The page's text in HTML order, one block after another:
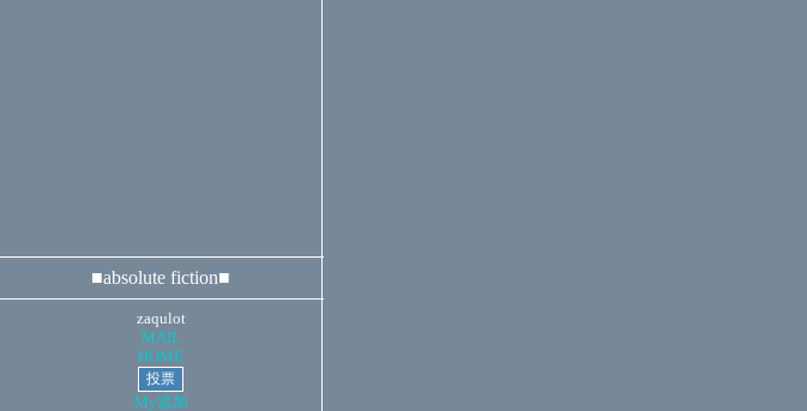
■absolute fiction■
zaqulot
MAIL
HOME
My追加